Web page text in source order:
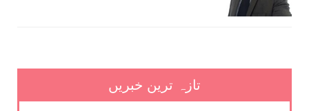
تازہ ترین خبریں